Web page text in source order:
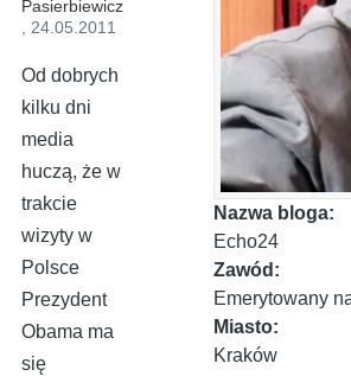
Pasierbiewicz
, 24.05.2011
Od dobrych
kilku dni
media
huczą, że w
trakcie
wizyty w
Polsce
Prezydent
Obama ma
się
Nazwa bloga:
Echo24
Zawód:
Emerytowany
Miasto:
Kraków